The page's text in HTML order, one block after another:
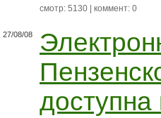
смотр: 5130 | коммент: 0
27/08/08